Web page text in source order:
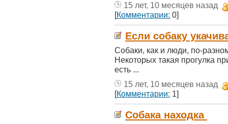
15 лет, 10 месяцев назад
[Комментарии: 0]
Если собаку
Собаки, как и люди, по-
Некоторых такая прогулка
есть ...
15 лет, 10 месяцев назад
[Комментарии: 1]
Собака находка